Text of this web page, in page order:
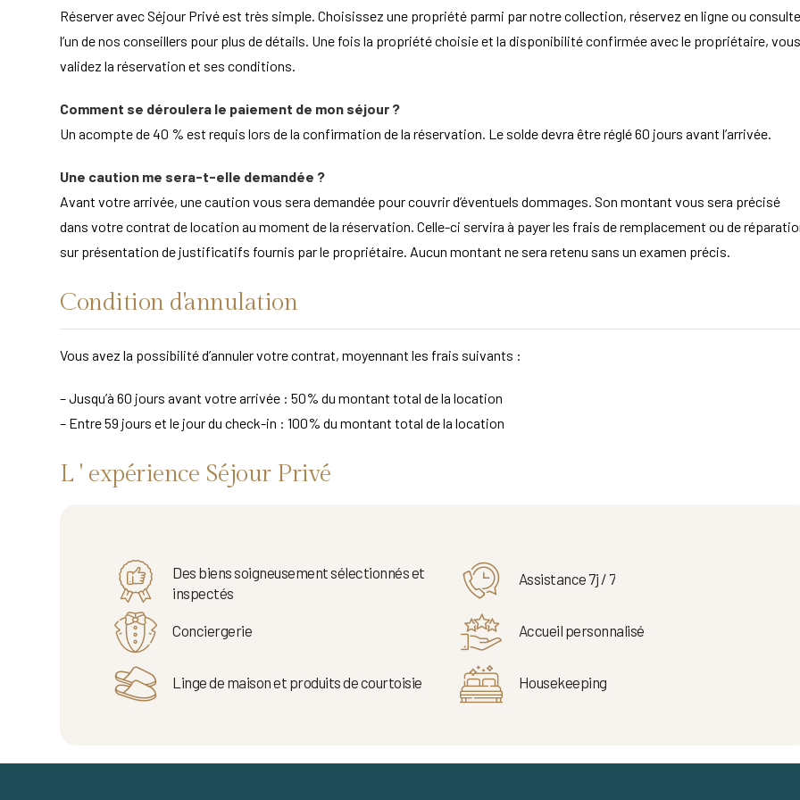
Réserver avec Séjour Privé est très simple. Choisissez une propriété parmi par notre collection, réservez en ligne ou
l’un de nos conseillers pour plus de détails. Une fois la propriété choisie et la disponibilité confirmée avec le propriétaire, vous
validez la réservation et ses conditions.
Comment se déroulera le paiement de mon séjour ?
Un acompte de 40 % est requis lors de la confirmation de la réservation. Le solde devra être réglé 60 jours avant l’arrivée.
Une caution me sera-t-elle demandée ?
Avant votre arrivée, une caution vous sera demandée pour couvrir d’éventuels dommages. Son montant vous sera précisé
dans votre contrat de location au moment de la réservation. Celle-ci servira à payer les frais de remplacement ou de
sur présentation de justificatifs fournis par le propriétaire. Aucun montant ne sera retenu sans un examen précis.
Condition d'annulation
Vous avez la possibilité d’annuler votre contrat, moyennant les frais suivants :
– Jusqu’à 60 jours avant votre arrivée : 50% du montant total de la location
– Entre 59 jours et le jour du check-in : 100% du montant total de la location
L ' expérience Séjour Privé
Des biens soigneusement sélectionnés et
inspectés
Assistance 7j / 7
Conciergerie Accueil personnalisé
Linge de maison et produits de courtoisie Housekeeping